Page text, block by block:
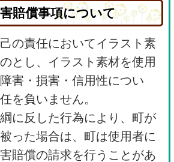
賠償事項について
の責任においてイラスト素
とし、イラスト素材を使用
害・損害・信用性につい
を負いません。
に反した行為により、町が
った場合は、町は使用者に
賠償の請求を行うことがあ